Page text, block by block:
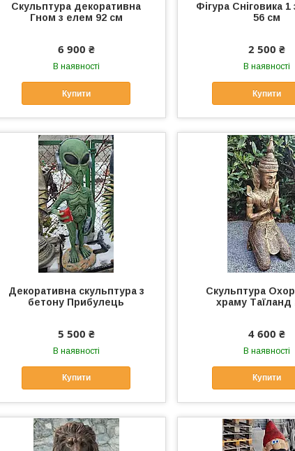
Скульптура декоративна
Гном з елем 92 см
6 900 ₴
В наявності
Купити
Фігура Сніговика
56 см
2 500 ₴
В наявності
Купити
Декоративна скульптура з
бетону Прибулець
5 500 ₴
В наявності
Купити
Скульптура
храму Таїланд
4 600 ₴
В наявності
Купити